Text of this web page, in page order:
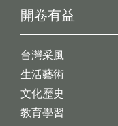
開卷有益
台灣采風
生活藝術
文化歷史
教育學習